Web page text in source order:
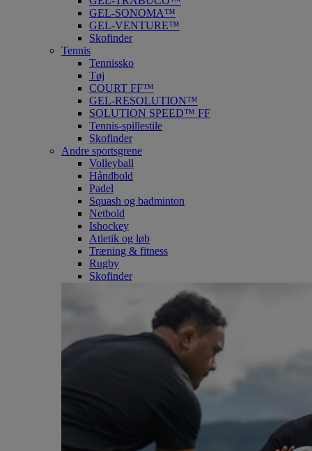
GEL-SONOMA™
GEL-VENTURE™
Skofinder
Tennis
Tennissko
Tøj
COURT FF™
GEL-RESOLUTION™
SOLUTION SPEED™ FF
Tennis-spillestile
Skofinder
Andre sportsgrene
Volleyball
Håndbold
Padel
Squash og badminton
Netbold
Ishockey
Atletik og løb
Træning & fitness
Rugby
Skofinder